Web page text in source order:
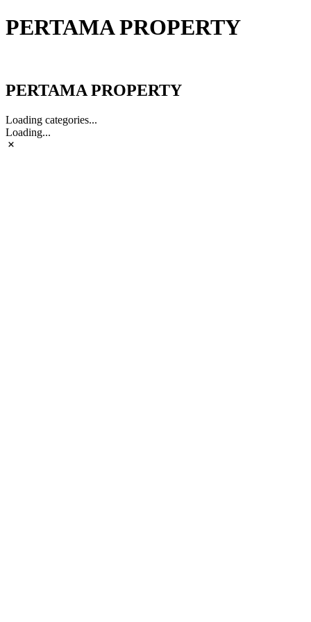
PERTAMA PROPERTY
PERTAMA PROPERTY
Loading categories...
Loading...